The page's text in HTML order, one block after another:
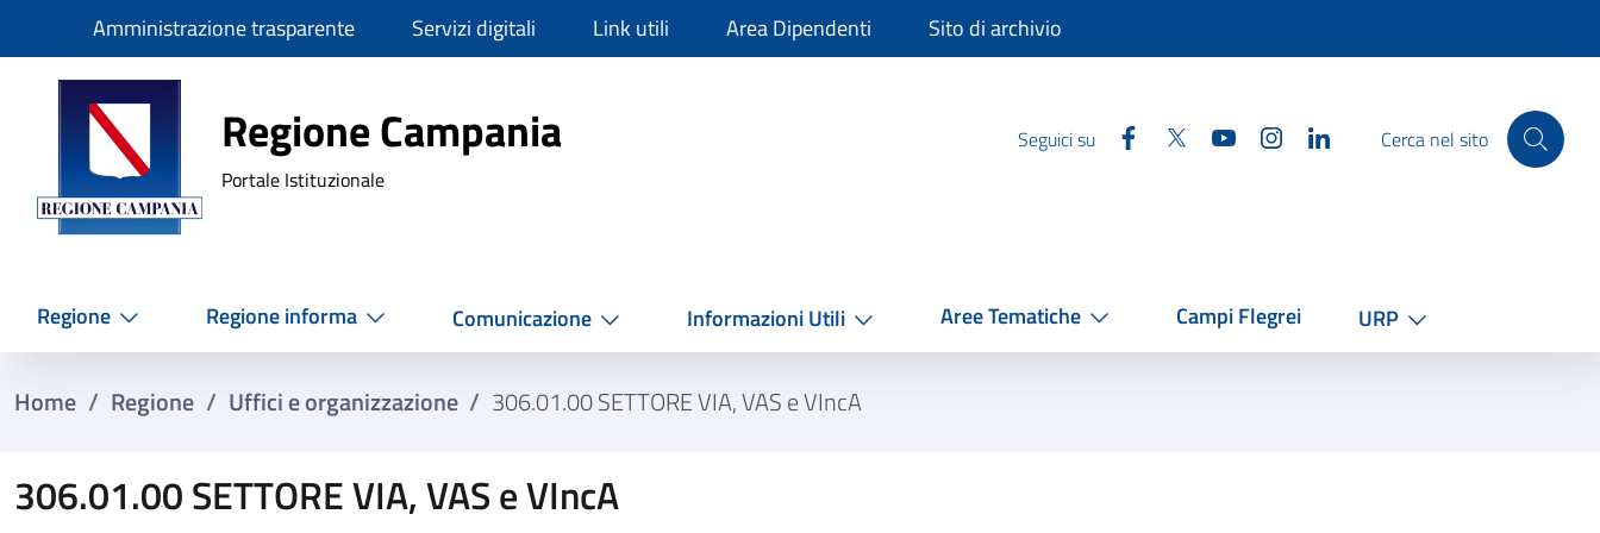
SlimAmministrazione trasparente Servizi digitali Link utili Area Dipendenti Sito di archivio
Regione Campania
Regione Campania
Portale Istituzionale
Seguici su Facebook
Twitter YouTube InstagramLinkedinCerca nel sito
Regione Regione informa Comunicazione Informazioni Utili Aree Tematiche Campi Flegrei URP
Home / Regione / Uffici e organizzazione / 306.01.00 SETTORE VIA, VAS e VIncA
306.01.00 SETTORE VIA, VAS e VIncA